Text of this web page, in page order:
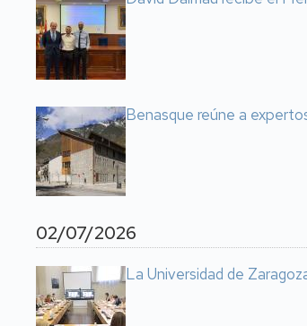
Benasque reúne a
02/07/2026
La Universidad de